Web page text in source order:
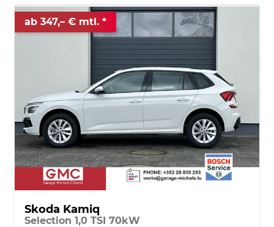
ab 347,– € mtl.
Skoda Kamiq
Selection 1,0 TSI 70kW